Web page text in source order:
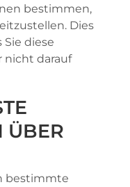
bestimmen,
Dies
Sie diese
nicht darauf
ÜBER
bestimmte